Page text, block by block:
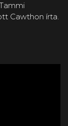
Cawthon írta.